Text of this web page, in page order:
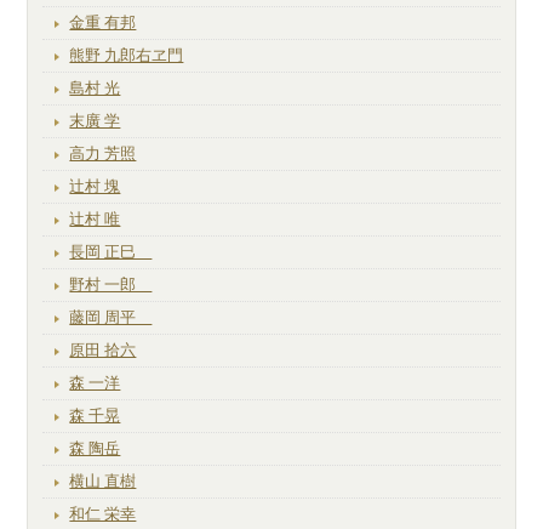
金重 有邦
熊野 九郎右ヱ門
島村 光
末廣 学
高力 芳照
辻村 塊
辻村 唯
長岡 正巳
野村 一郎
藤岡 周平
原田 拾六
森 一洋
森 千晃
森 陶岳
横山 直樹
和仁 栄幸